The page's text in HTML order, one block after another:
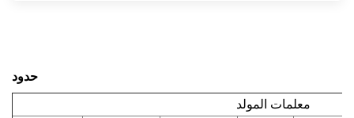
حدود
معلمات المولد